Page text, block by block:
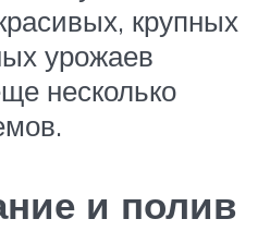
крупных
урожаев
несколько
и полив